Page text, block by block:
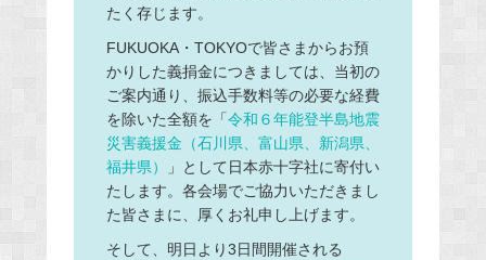
たく存じます。
FUKUOKA・TOKYOで皆さまからお預
かりした義捐金につきましては、当初の
ご案内通り、振込手数料等の必要な経費
を除いた全額を「令和６年能登半島地震
災害義援金（石川県、富山県、新潟県、
福井県）
」として日本赤十字社に寄付い
たします。各会場でご協力いただきまし
た皆さまに、厚くお礼申し上げます。
そして、明日より3日間開催される